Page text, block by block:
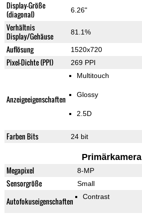
Display-Größe
(diagonal)
6.26"
Verhältnis
Display/Gehäuse
81.1%
Auflösung 1520x720
Pixel-Dichte (PPI) 269 PPI
Anzeigeeigenschaften
Multitouch
Glossy
2.5D
Farben Bits 24 bit
Primärkamera
Megapixel 8-MP
Sensorgröße Small
Autofokuseigenschaften Contrast